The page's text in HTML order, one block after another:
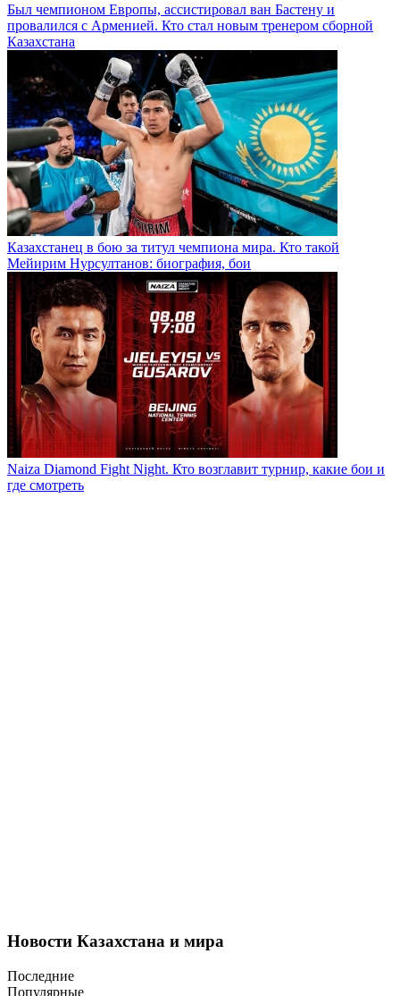
Был чемпионом Европы, ассистировал ван Бастену и
провалился с Арменией. Кто стал новым тренером сборной
Казахстана
Казахстанец в бою за титул чемпиона мира. Кто такой
Мейирим Нурсултанов: биография, бои
Naiza Diamond Fight Night. Кто возглавит турнир, какие бои и
где смотреть
Новости Казахстана и мира
Последние
Популярные